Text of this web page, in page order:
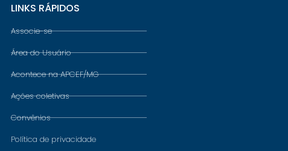
LINKS RÁPIDOS
Associe-se
Área do Usuário
Acontece na APCEF/MG
Ações coletivas
Convênios
Política de privacidade